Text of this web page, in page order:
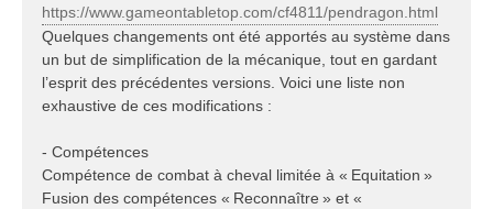
a
g
e
https://www.gameontabletop.com/cf4811/pendragon.html
Quelques changements ont été apportés au système dans
un but de simplification de la mécanique, tout en gardant
l’esprit des précédentes versions. Voici une liste non
exhaustive de ces modifications :
- Compétences
Compétence de combat à cheval limitée à « Equitation »
Fusion des compétences « Reconnaître » et «